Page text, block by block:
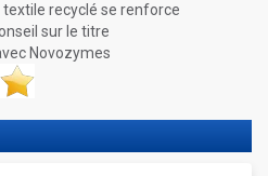
recyclé se renforce
sur le titre
Novozymes
Favoris